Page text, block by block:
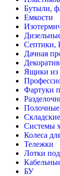
Бутыли,
Емкости
Септики,
Дачная
Ящики из
Фартуки
Полочные
Системы
Колеса
Тележки
Лотки
БУ